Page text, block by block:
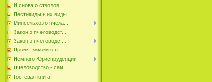
И снова о стволов...
Пестициды и их виды
Минсельхоз о пчёла...
Закон о пчеловодст...
Закон о пчеловодст...
Проект закона о п...
Немного Юриспруденции
Пчеловодство - сам...
Гостевая книга